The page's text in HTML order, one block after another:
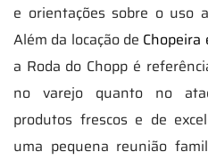
e orientações sobre o uso
Além da locação de Chopeira
a Roda do Chopp é
no varejo quanto no
produtos frescos e de
uma pequena reunião